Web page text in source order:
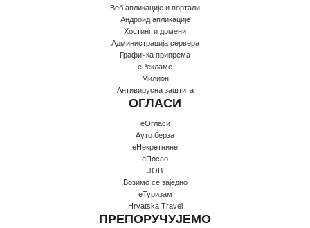
Веб апликације и портали
Андроид апликације
Хостинг и домени
Администрација сервера
Графичка припрема
еРекламе
Милион
Антивирусна заштита
ОГЛАСИ
еОгласи
Ауто берза
еНекретнине
еПосао
JOB
Возимо се заједно
еТуризам
Hrvatska Travel
ПРЕПОРУЧУЈЕМО